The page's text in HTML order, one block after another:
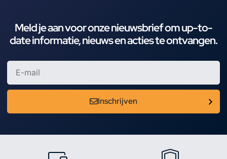
Meld je aan voor onze nieuwsbrief om up-to-
date informatie, nieuws en acties te ontvangen.
Inschrijven